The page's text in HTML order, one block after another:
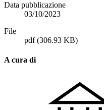
Data pubblicazione
03/10/2023
File
pdf(306.93 KB)
A cura di